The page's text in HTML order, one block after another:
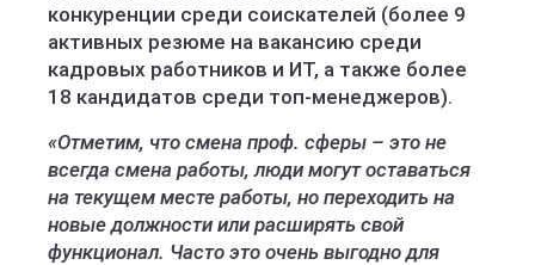
конкуренции среди соискателей (более 9
активных резюме на вакансию среди
кадровых работников и ИТ, а также более
18 кандидатов среди топ-менеджеров).
«Отметим, что смена проф. сферы – это не
всегда смена работы, люди могут оставаться
на текущем месте работы, но переходить на
новые должности или расширять свой
функционал. Часто это очень выгодно для